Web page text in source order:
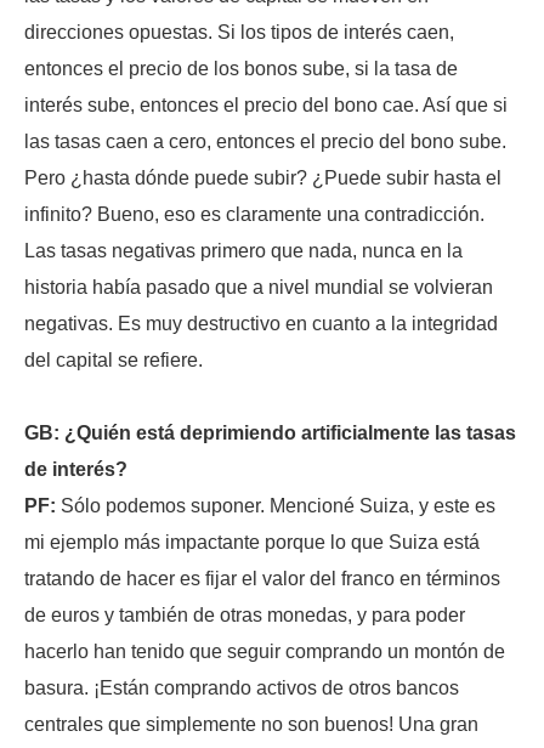
direcciones opuestas. Si los tipos de interés caen,
entonces el precio de los bonos sube, si la tasa de
interés sube, entonces el precio del bono cae. Así que si
las tasas caen a cero, entonces el precio del bono sube.
Pero ¿hasta dónde puede subir? ¿Puede subir hasta el
infinito? Bueno, eso es claramente una contradicción.
Las tasas negativas primero que nada, nunca en la
historia había pasado que a nivel mundial se volvieran
negativas. Es muy destructivo en cuanto a la integridad
del capital se refiere.
GB: ¿Quién está deprimiendo artificialmente las tasas
de interés?
PF: Sólo podemos suponer. Mencioné Suiza, y este es
mi ejemplo más impactante porque lo que Suiza está
tratando de hacer es fijar el valor del franco en términos
de euros y también de otras monedas, y para poder
hacerlo han tenido que seguir comprando un montón de
basura. ¡Están comprando activos de otros bancos
centrales que simplemente no son buenos! Una gran